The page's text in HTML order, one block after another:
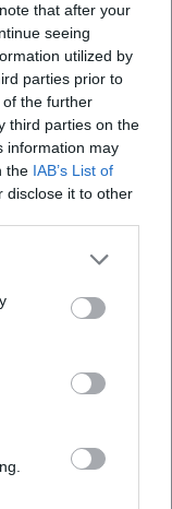
that after your
seeing
utilized by
parties prior to
the further
third parties on the
information may
the IAB’s List of
disclose it to other
Havener – ALLES
2026
im
München:
Havener entfacht
und
20:00 Uhr, mobile
begrenzt.
sichern!
Veranstaltungen
und Artistik